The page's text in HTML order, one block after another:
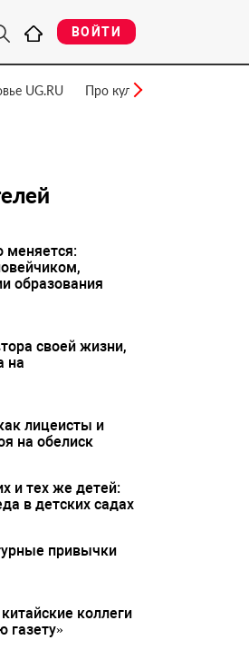
ВОЙТИ
UG.RU Про культуру UG.RU
меняется:
образования
своей жизни,
на
лицеисты и
на обелиск
и тех же детей:
в детских садах
привычки
коллеги
газету»